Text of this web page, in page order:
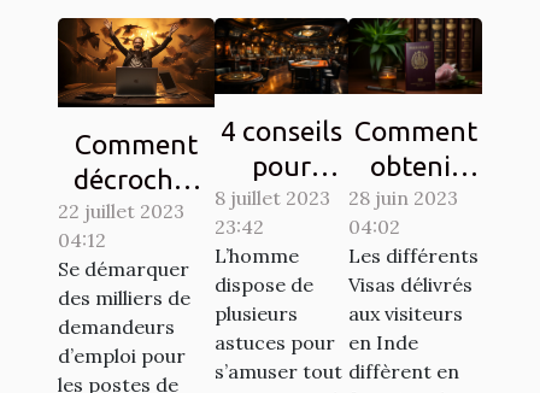
Comment
décrocher
son emploi
de rêve en
tant que
développeur
PHP ?
22 juillet 2023
04:12
Se démarquer
des milliers de
demandeurs
d’emploi pour
les postes de
4 conseils
pour
gagner au
jeu de
casino
aviator
8 juillet 2023
23:42
L’homme
dispose de
plusieurs
astuces pour
s’amuser tout
Comment
obtenir
son visa
pour
l’inde ?
28 juin 2023
04:02
Les différents
Visas délivrés
aux visiteurs
en Inde
diffèrent en